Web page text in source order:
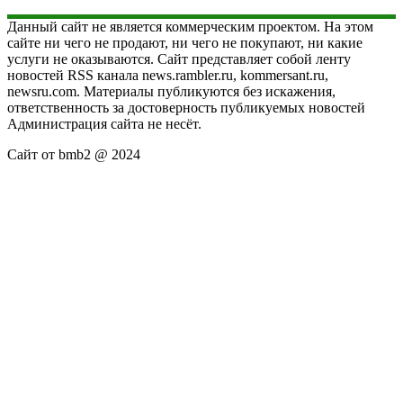
Данный сайт не является коммерческим проектом. На этом
сайте ни чего не продают, ни чего не покупают, ни какие
услуги не оказываются. Сайт представляет собой ленту
новостей RSS канала news.rambler.ru, kommersant.ru,
newsru.com. Материалы публикуются без искажения,
ответственность за достоверность публикуемых новостей
Администрация сайта не несёт.
Сайт от bmb2 @ 2024